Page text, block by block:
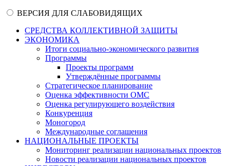
ВЕРСИЯ ДЛЯ СЛАБОВИДЯЩИХ
СРЕДСТВА КОЛЛЕКТИВНОЙ ЗАЩИТЫ
ЭКОНОМИКА
Итоги социально-экономического развития
Программы
Проекты программ
Утверждённые программы
Стратегическое планирование
Оценка эффективности ОМС
Оценка регулирующего воздействия
Конкуренция
Моногород
Международные соглашения
НАЦИОНАЛЬНЫЕ ПРОЕКТЫ
Мониторинг реализации национальных проектов
Новости реализации национальных проектов